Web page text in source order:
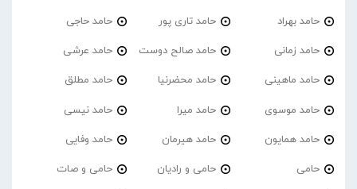
حامد بهراد حامد تاری پور حامد حاجی
حامد زمانی حامد صالح دوست حامد عرشی
حامد ماهینی حامد محضرنیا حامد مطلق
حامد موسوی حامد میرا حامد نیسی
حامد همایون حامد هیرمان حامد وفایی
حامی حامی و رادیان حامی و صات